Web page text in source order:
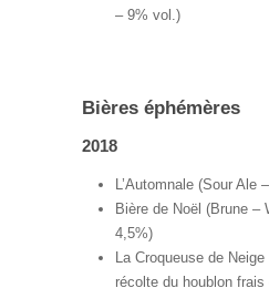
– 9% vol.)
Bières éphémères
2018
L’Automnale (Sour Ale
Bière de Noël (Brune –
4,5%)
La Croqueuse de
récolte du houblon frais